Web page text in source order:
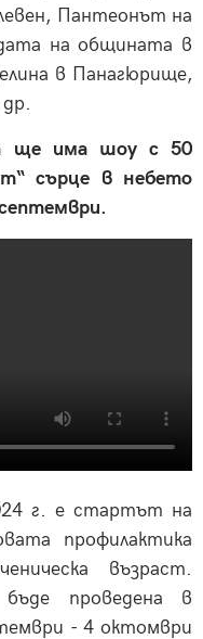
Пантеонът на
на общината в
в Панагюрище,
ще има шоу с 50
сърце в небето
г. е стартът на
профилактика
възраст.
проведена в
- 4 октомври